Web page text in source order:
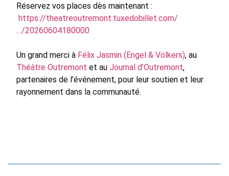
Réservez vos places dès maintenant :
https://theatreoutremont.tuxedobillet.com/
…/20260604180000
Un grand merci à Félix Jasmin (Engel & Völkers), au
Théâtre Outremont et au Journal d’Outremont,
partenaires de l’événement, pour leur soutien et leur
rayonnement dans la communauté.